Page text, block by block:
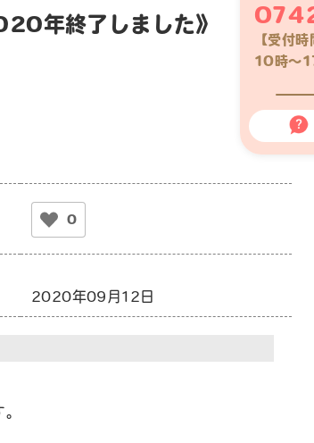
【受付時
10時〜
年終了しました》
0
2020年09月12日